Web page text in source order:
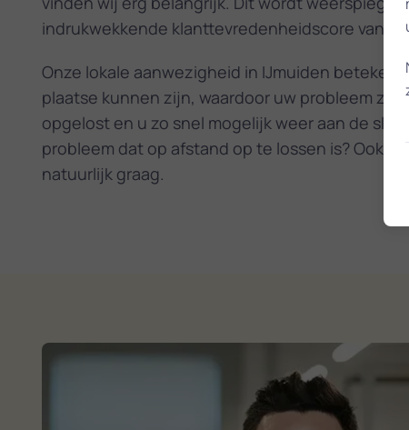
indrukwekkende klanttevredenheidscore van
Onze lokale aanwezigheid in IJmuiden
plaatse kunnen zijn, waardoor uw probleem zo
opgelost en u zo snel mogelijk weer aan de slag
probleem dat op afstand op te lossen is? Ook
natuurlijk graag.